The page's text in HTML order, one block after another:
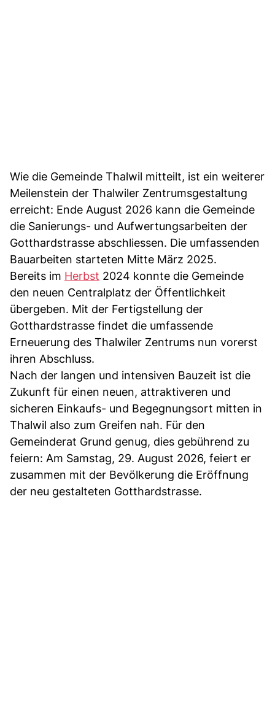
Wie die Gemeinde Thalwil mitteilt, ist ein weiterer
Meilenstein der Thalwiler Zentrumsgestaltung
erreicht: Ende August 2026 kann die Gemeinde
die Sanierungs- und Aufwertungsarbeiten der
Gotthardstrasse abschliessen. Die umfassenden
Bauarbeiten starteten Mitte März 2025.
Bereits im Herbst 2024 konnte die Gemeinde
den neuen Centralplatz der Öffentlichkeit
übergeben. Mit der Fertigstellung der
Gotthardstrasse findet die umfassende
Erneuerung des Thalwiler Zentrums nun vorerst
ihren Abschluss.
Nach der langen und intensiven Bauzeit ist die
Zukunft für einen neuen, attraktiveren und
sicheren Einkaufs- und Begegnungsort mitten in
Thalwil also zum Greifen nah. Für den
Gemeinderat Grund genug, dies gebührend zu
feiern: Am Samstag, 29. August 2026, feiert er
zusammen mit der Bevölkerung die Eröffnung
der neu gestalteten Gotthardstrasse.